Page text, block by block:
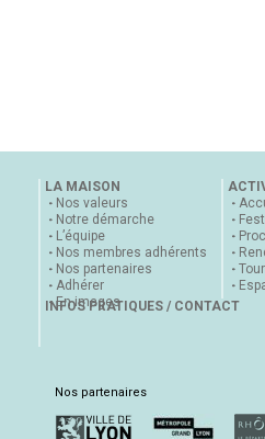
LA MAISON
Nos valeurs
Notre démarche
L’équipe
Nos membres adhérents
Nos partenaires
Adhérer
En images
INFOS PRATIQUES / CONTACT
Nos partenaires